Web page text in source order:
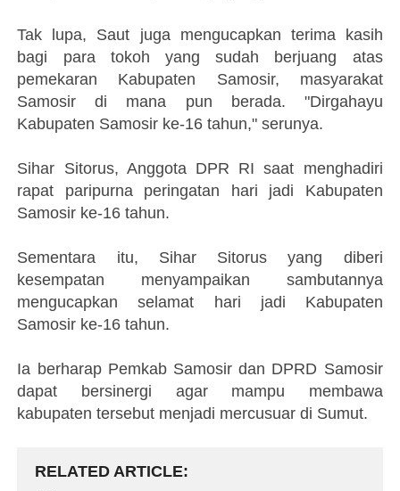
Tak lupa, Saut juga mengucapkan terima kasih
bagi para tokoh yang sudah berjuang atas
pemekaran Kabupaten Samosir, masyarakat
Samosir di mana pun berada. "Dirgahayu
Kabupaten Samosir ke-16 tahun," serunya.
Sihar Sitorus, Anggota DPR RI saat menghadiri
rapat paripurna peringatan hari jadi Kabupaten
Samosir ke-16 tahun.
Sementara itu, Sihar Sitorus yang diberi
kesempatan menyampaikan sambutannya
mengucapkan selamat hari jadi Kabupaten
Samosir ke-16 tahun.
Ia berharap Pemkab Samosir dan DPRD Samosir
dapat bersinergi agar mampu membawa
kabupaten tersebut menjadi mercusuar di Sumut.
RELATED ARTICLE